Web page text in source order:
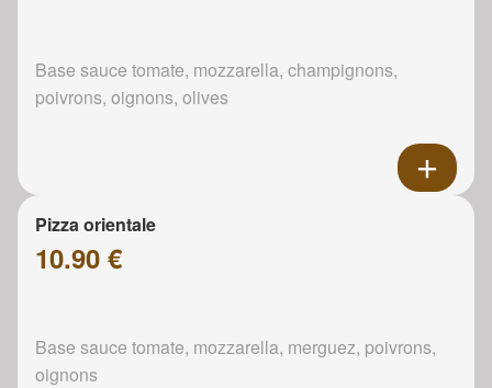
Base sauce tomate, mozzarella, champignons,
poivrons, oignons, olives
Pizza orientale
10.90 €
Base sauce tomate, mozzarella, merguez, poivrons,
oignons